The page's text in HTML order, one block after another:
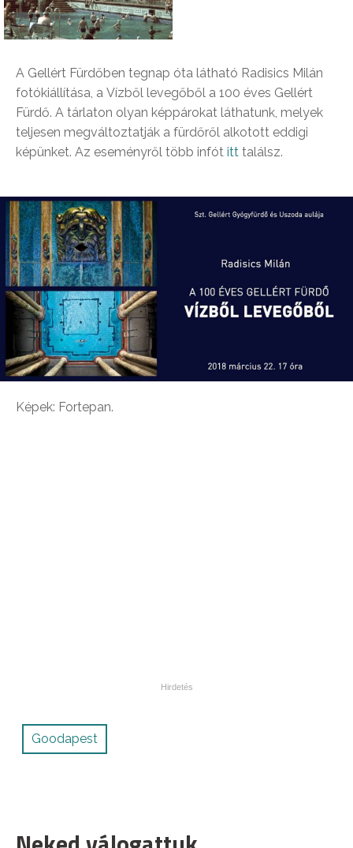
A Gellért Fürdőben tegnap óta látható Radisics Milán
fotókiállítása, a Vízből levegőből a 100 éves Gellért
Fürdő. A tárlaton olyan képpárokat láthatunk, melyek
teljesen megváltoztatják a fürdőről alkotott eddigi
képünket. Az eseményről több infót itt találsz.
Képek: Fortepan.
Goodapest